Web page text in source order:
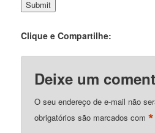
Clique e Compartilhe:
Deixe um
O seu endereço de e-mail não
obrigatórios são marcados com*